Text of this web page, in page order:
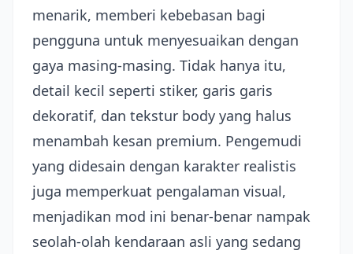
menarik, memberi kebebasan bagi
pengguna untuk menyesuaikan dengan
gaya masing-masing. Tidak hanya itu,
detail kecil seperti stiker, garis garis
dekoratif, dan tekstur body yang halus
menambah kesan premium. Pengemudi
yang didesain dengan karakter realistis
juga memperkuat pengalaman visual,
menjadikan mod ini benar-benar nampak
seolah-olah kendaraan asli yang sedang